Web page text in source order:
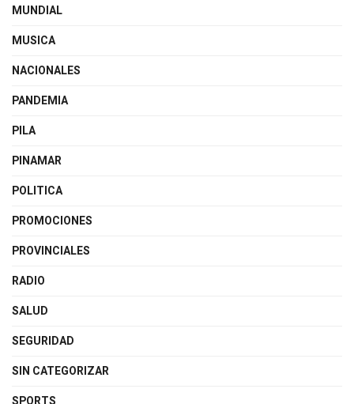
MUNDIAL
MUSICA
NACIONALES
PANDEMIA
PILA
PINAMAR
POLITICA
PROMOCIONES
PROVINCIALES
RADIO
SALUD
SEGURIDAD
SIN CATEGORIZAR